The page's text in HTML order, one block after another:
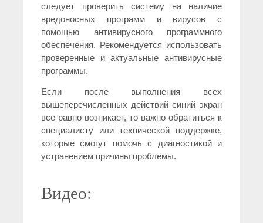
следует проверить систему на наличие
вредоносных программ и вирусов с
помощью антивирусного программного
обеспечения. Рекомендуется использовать
проверенные и актуальные антивирусные
программы.
Если после выполнения всех
вышеперечисленных действий синий экран
все равно возникает, то важно обратиться к
специалисту или технической поддержке,
которые смогут помочь с диагностикой и
устранением причины проблемы.
Видео: